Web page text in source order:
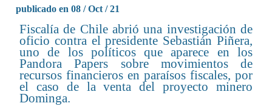
publicado en 08 / Oct / 21
Fiscalía de Chile abrió una investigación de
oficio contra el presidente Sebastián Piñera,
uno de los políticos que aparece en los
Pandora Papers sobre movimientos de
recursos financieros en paraísos fiscales, por
el caso de la venta del proyecto minero
Dominga.